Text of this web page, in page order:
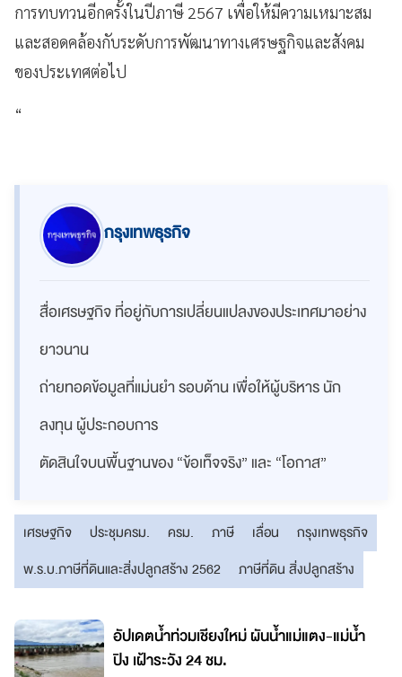
การทบทวนอีกครั้งในปีภาษี 2567 เพื่อให้มีความเหมาะสม
และสอดคล้องกับระดับการพัฒนาทางเศรษฐกิจและสังคม
ของประเทศต่อไป
“
กรุงเทพธุรกิจ
สื่อเศรษฐกิจ ที่อยู่กับการเปลี่ยนแปลงของประเทศมาอย่าง
ยาวนาน
ถ่ายทอดข้อมูลที่แม่นยำ รอบด้าน เพื่อให้ผู้บริหาร นัก
ลงทุน ผู้ประกอบการ
ตัดสินใจบนพื้นฐานของ “ข้อเท็จจริง” และ “โอกาส”
เศรษฐกิจ ประชุมครม. ครม. ภาษี เลื่อน
กรุงเทพธุรกิจ
พ.ร.บ.ภาษีที่ดินและสิ่งปลูกสร้าง 2562
ภาษีที่ดิน สิ่งปลูกสร้าง
อัปเดตน้ำท่วมเชียงใหม่ ผันน้ำแม่แตง-แม่น้ำ
ปิง เฝ้าระวัง 24 ชม.